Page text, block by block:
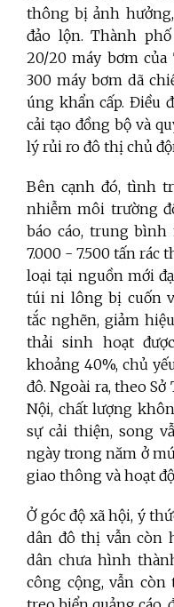
thông bị ảnh
đảo lộn. Thành
20/20 máy bơm của
300 máy bơm dã
úng khẩn cấp. Điều
cải tạo đồng bộ và
lý rủi ro đô thị chủ
Bên cạnh đó, tình
nhiễm môi trường
báo cáo, trung
7.000 - 7.500 tấn rác
loại tại nguồn mới
túi ni lông bị cuốn
tắc nghẽn, giảm
thải sinh hoạt
khoảng 40%, chủ
đô. Ngoài ra, theo
Nội, chất lượng
sự cải thiện, song
ngày trong năm ở
giao thông và hoạt
Ở góc độ xã hội, ý
dân đô thị vẫn còn
dân chưa hình
công cộng, vẫn